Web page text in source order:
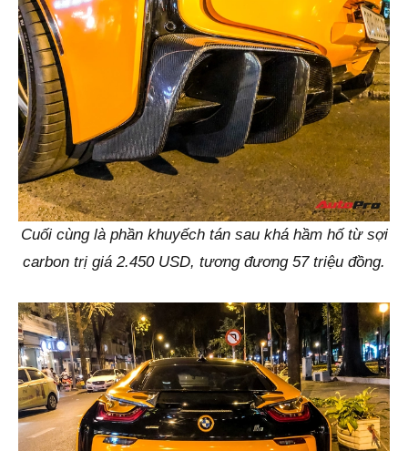
Cuối cùng là phần khuyếch tán sau khá hầm hố từ sợi
carbon trị giá 2.450 USD, tương đương 57 triệu đồng.